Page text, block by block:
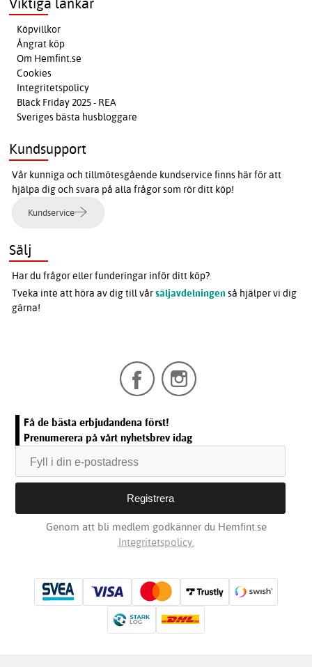
Köpvillkor
Ångrat köp
Om Hemfint.se
Cookies
Integritetspolicy
Black Friday 2025 - REA
Sveriges bästa husbloggare
Kundsupport
Vår kunniga och tillmötesgående kundservice finns här för att
hjälpa dig och svara på alla frågor som rör ditt köp!
Kundservice
Sälj
Har du frågor eller funderingar inför ditt köp?
Tveka inte att höra av dig till vårsäljavdelningen så hjälper vi dig
gärna!
Få de bästa erbjudandena först!
Prenumerera på vårt nyhetsbrev idag
Genom att bli medlem godkänner du Hemfint.se
Integritetspolicy.